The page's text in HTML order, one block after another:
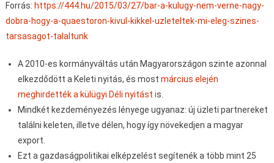
Forrás: https://444.hu/2015/03/27/bar-a-kulugy-nem-verne-nagy-
dobra-hogy-a-quaestoron-kivul-kikkel-uzleteltek-mi-eleg-szines-
tarsasagot-talaltunk
A 2010-es kormányváltás után Magyarországon szinte azonnal
elkezdődött a Keleti nyitás, és most március elején
meghirdették a külügyi Déli nyitást is.
Mindkét kezdeményezés lényege ugyanaz: új üzleti partnereket
találni keleten, illetve délen, hogy így növekedjen a magyar
export.
Ezt a gazdaságpolitikai elképzelést segítenék a több mint 25